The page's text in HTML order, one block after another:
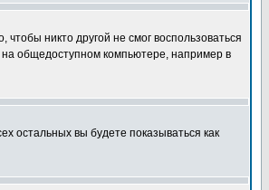
никто другой не смог воспользоваться
на общедоступном компьютере, например в
остальных вы будете показываться как